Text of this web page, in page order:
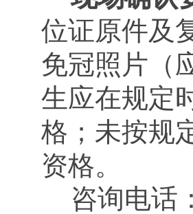
位证原件及
免冠照片（
生应在规定
格；未按规
资格。
咨询电话